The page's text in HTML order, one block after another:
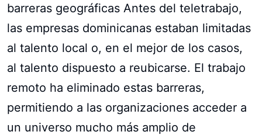
barreras geográficas Antes del teletrabajo,
las empresas dominicanas estaban limitadas
al talento local o, en el mejor de los casos,
al talento dispuesto a reubicarse. El trabajo
remoto ha eliminado estas barreras,
permitiendo a las organizaciones acceder a
un universo mucho más amplio de